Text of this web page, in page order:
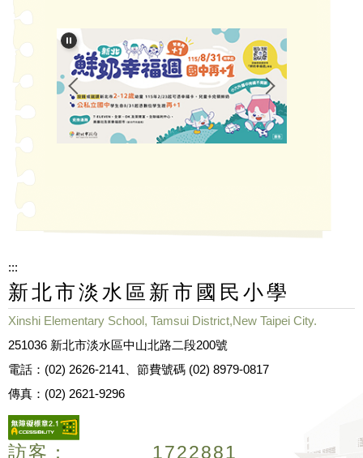
:::
新北市淡水區新市國民小學
Xinshi Elementary School, Tamsui District,New Taipei City.
251036 新北市淡水區中山北路二段200號
電話：(02) 2626-2141、節費號碼 (02) 8979-0817
傳真：(02) 2621-9296
訪客： 1722881